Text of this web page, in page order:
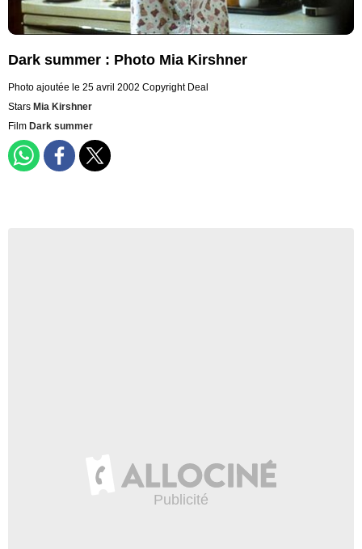
Dark summer : Photo Mia Kirshner
Photo ajoutée le 25 avril 2002 Copyright Deal
Stars Mia Kirshner
Film Dark summer